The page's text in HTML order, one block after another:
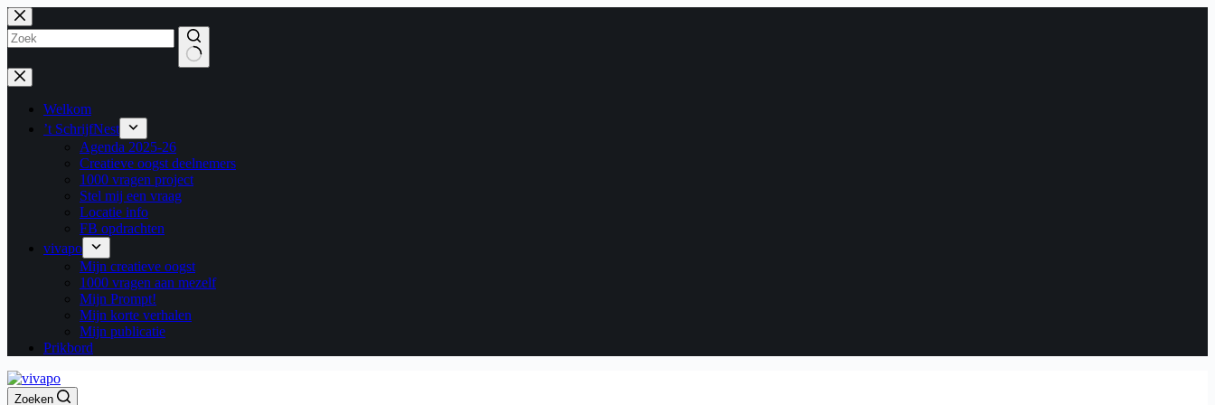
Ga
naar
de
Geen
resultaten
Welkom
’t SchrijfNest
Agenda 2025-26
Creatieve oogst deelnemers
1000 vragen project
Stel mij een vraag
Locatie info
FB opdrachten
vivapo
Mijn creatieve oogst
1000 vragen aan mezelf
Mijn Prompt!
Mijn korte verhalen
Mijn publicatie
Prikbord
Zoeken